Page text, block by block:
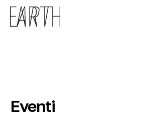
Skip to main content
Eventi